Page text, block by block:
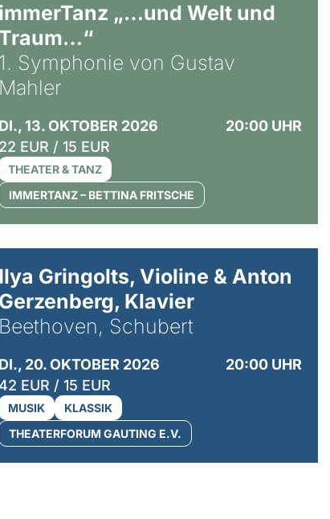
immerTanz „…und Welt und
Traum…“
1. Symphonie von Gustav
Mahler
DI., 13. OKTOBER 2026
20:00 UHR
22 EUR / 15 EUR
THEATER & TANZ
IMMERTANZ – BETTINA FRITSCHE
Ilya Gringolts, Violine & Anton
Gerzenberg, Klavier
Beethoven, Schubert
DI., 20. OKTOBER 2026
20:00 UHR
42 EUR / 15 EUR
MUSIK
KLASSIK
THEATERFORUM GAUTING E.V.